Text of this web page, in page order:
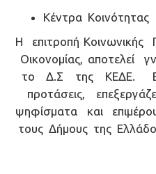
Κέντρα Κοινότητας
Η επιτροπή Κοινωνικής
Οικονομίας, αποτελεί
το Δ.Σ της ΚΕΔΕ.
προτάσεις,
ψηφίσματα και
τους Δήμους της